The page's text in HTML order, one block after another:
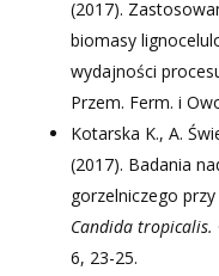
(2017).
biomasy
wydajności
Przem. Ferm. i
Kotarska K., A.
(2017). Badania
gorzelniczego
Candida tropicalis.
6, 23-25.